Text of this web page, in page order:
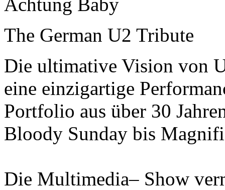
The German U2 Tribute
Die ultimative Vision von
eine einzigartige
Portfolio aus über 30
Bloody Sunday bis
Die Multimedia– Show